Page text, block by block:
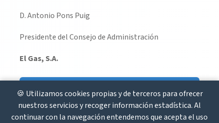
D. Antonio Pons Puig
Presidente del Consejo de Administración
El Gas, S.A.
Volver
🍪 Utilizamos cookies propias y de terceros para ofrecer
nuestros servicios y recoger información estadística. Al
continuar con la navegación entendemos que acepta el uso